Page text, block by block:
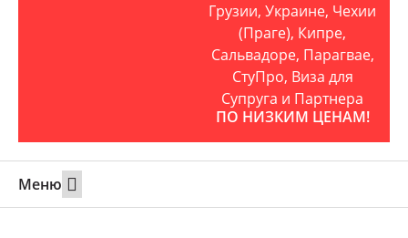
Грузии, Украине, Чехии
(Праге), Кипре,
Сальвадоре, Парагвае,
СтуПро, Виза для
Супруга и Партнера
ПО НИЗКИМ ЦЕНАМ!
Меню